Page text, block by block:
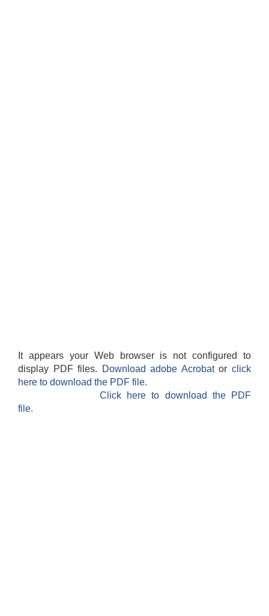
It appears your Web browser is not configured to
display PDF files.
Download adobe Acrobatorclick
here to download the PDF file.
Click here to download the PDF
file.